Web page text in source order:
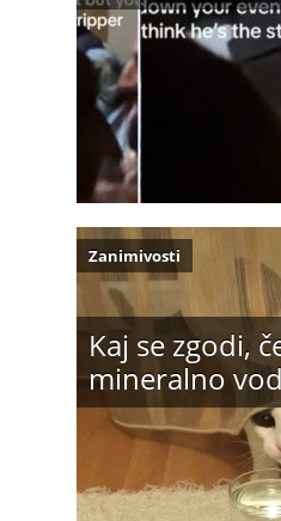
Kaj se zgodi,
mineralno
Zanimivosti